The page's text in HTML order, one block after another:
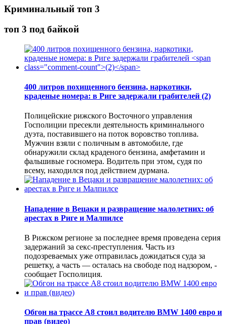
Криминальный топ 3
топ 3 под байкой
400 литров похищенного бензина, наркотики,
краденые номера: в Риге задержали грабителей (2)
Полицейские рижского Восточного управления
Госполиции пресекли деятельность криминального
дуэта, поставившего на поток воровство топлива.
Мужчин взяли с поличным в автомобиле, где
обнаружили склад краденого бензина, амфетамин и
фальшивые госномера. Водитель при этом, судя по
всему, находился под действием дурмана.
Нападение в Вецаки и развращение малолетних: об
арестах в Риге и Малпилсе
В Рижском регионе за последнее время проведена серия
задержаний за секс-преступления. Часть из
подозреваемых уже отправилась дожидаться суда за
решетку, а часть — осталась на свободе под надзором, -
сообщает Госполиция.
Обгон на трассе А8 стоил водителю BMW 1400 евро и
прав (видео)